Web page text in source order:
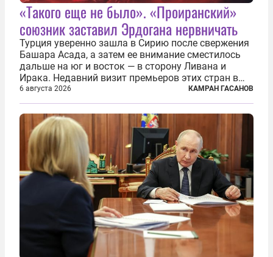
«Такого еще не было». «Проиранский»
союзник заставил Эрдогана нервничать
Турция уверенно зашла в Сирию после свержения
Башара Асада, а затем ее внимание сместилось
дальше на юг и восток — в сторону Ливана и
Ирака. Недавний визит премьеров этих стран в
Анкару, договоры об участии турецкой компании
TPAO в разработке нефти иракского Киркука и
«Дороги развития» подтверждают...
6 августа 2026 КАМРАН ГАСАНОВ